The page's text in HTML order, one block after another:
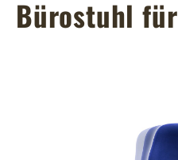
Bürostuhl
Bildergalerie überspringen